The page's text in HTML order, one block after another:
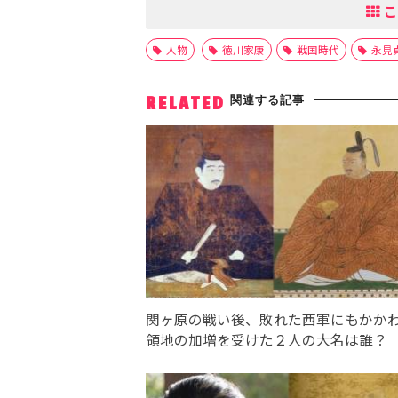
人物 徳川家康 戦国時代 永見
RELATED 関連する記事
関ヶ原の戦い後、敗れた西軍にもかか
領地の加増を受けた２人の大名は誰？